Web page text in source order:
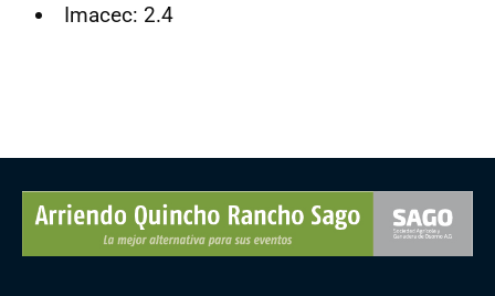
Imacec: 2.4